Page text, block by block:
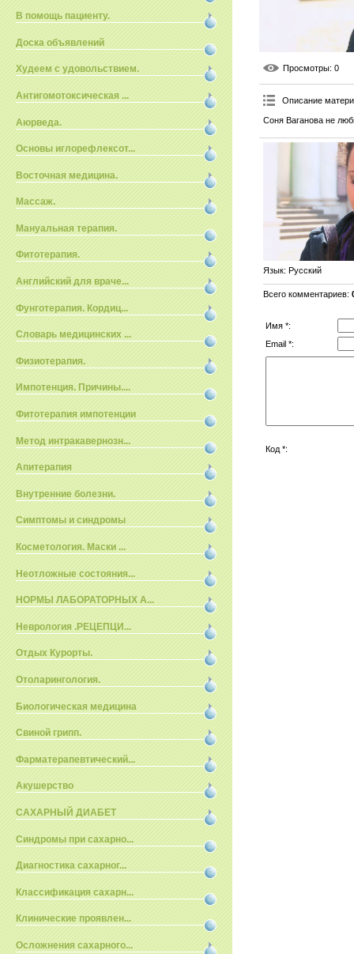
В помощь пациенту.
Доска объявлений
Худеем с удовольствием.
Антигомотоксическая ...
Аюрведа.
Основы иглорефлексот...
Восточная медицина.
Массаж.
Мануальная терапия.
Фитотерапия.
Английский для враче...
Фунготерапия. Кордиц...
Словарь медицинских ...
Физиотерапия.
Импотенция. Причины....
Фитотерапия импотенции
Метод интракавернозн...
Апитерапия
Внутренние болезни.
Симптомы и синдромы
Косметология. Маски ...
Неотложные состояния...
НОРМЫ ЛАБОРАТОРНЫХ А...
Неврология .РЕЦЕПЦИ...
Отдых Курорты.
Отоларингология.
Биологическая медицина
Свиной грипп.
Фарматерапевтический...
Акушерство
САХАРНЫЙ ДИАБЕТ
Синдромы при сахарно...
Диагностика сахарног...
Классификация сахарн...
Клинические проявлен...
Осложнения сахарного...
Просмотры: 0
Описание
Соня Ваганова не
Язык: Русский
Всего комментариев:
Имя *:
Email *:
Код *: